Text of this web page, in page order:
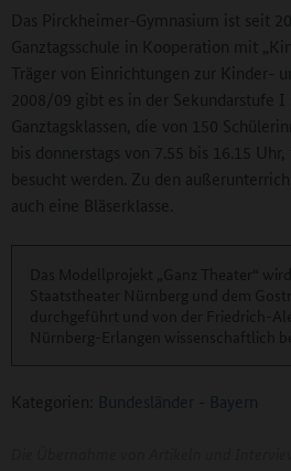
Das Pirckheimer-Gymnasium ist seit
Ganztagsschule in Kooperation mit
Träger von Einrichtungen zur Kinder-
2008/09 gibt es in der Sekundarstufe I
Ganztagsklassen, die von 150
bis donnerstags von 7.55 bis 16.15
besucht werden. Zu den
auch eine Bläserklasse.
Kategorien: Bundesländer - Bayern